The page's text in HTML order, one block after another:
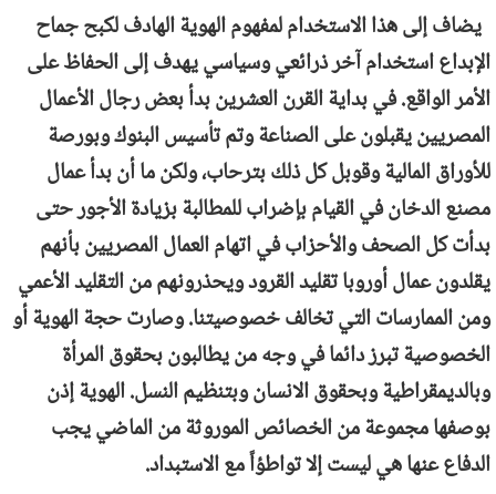
يضاف إلى هذا الاستخدام لمفهوم الهوية الهادف لكبح جماح
الإبداع استخدام آخر ذرائعي وسياسي يهدف إلى الحفاظ على
الأمر الواقع. في بداية القرن العشرين بدأ بعض رجال الأعمال
المصريين يقبلون على الصناعة وتم تأسيس البنوك وبورصة
للأوراق المالية وقوبل كل ذلك بترحاب، ولكن ما أن بدأ عمال
مصنع الدخان في القيام بإضراب للمطالبة بزيادة الأجور حتى
بدأت كل الصحف والأحزاب في اتهام العمال المصريين بأنهم
يقلدون عمال أوروبا تقليد القرود ويحذرونهم من التقليد الأعمي
ومن الممارسات التي تخالف خصوصيتنا. وصارت حجة الهوية أو
الخصوصية تبرز دائما في وجه من يطالبون بحقوق المرأة
وبالديمقراطية وبحقوق الانسان وبتنظيم النسل. الهوية إذن
بوصفها مجموعة من الخصائص الموروثة من الماضي يجب
الدفاع عنها هي ليست إلا تواطؤاً مع الاستبداد.